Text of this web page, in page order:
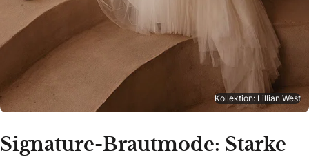
Kollektion: Lillian West
Signature-Brautmode: Starke